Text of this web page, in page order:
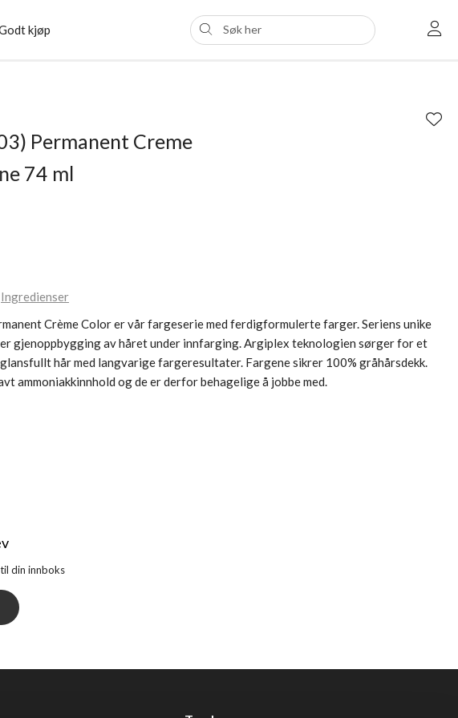
kjøp
Permanent Creme
74 ml
Ingredienser
Crème Color er vår fargeserie med ferdigformulerte farger. Seriens unike
gjenoppbygging av håret under innfarging. Argiplex teknologien sørger for et
hår med langvarige fargeresultater. Fargene sikrer 100% gråhårsdekk.
ammoniakkinnhold og de er derfor behagelige å jobbe med.
din innboks